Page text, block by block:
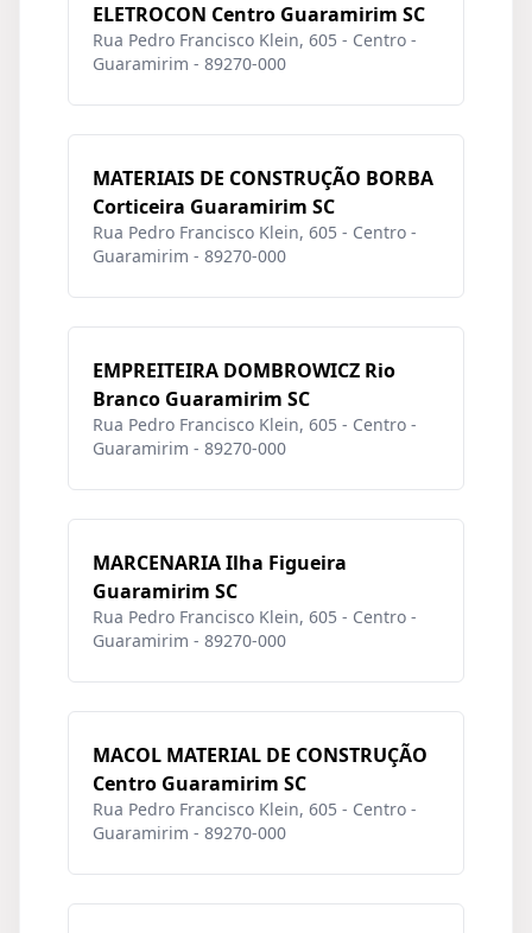
ELETROCON Centro Guaramirim SC
Rua Pedro Francisco Klein, 605 - Centro -
Guaramirim - 89270-000
MATERIAIS DE CONSTRUÇÃO BORBA
Corticeira Guaramirim SC
Rua Pedro Francisco Klein, 605 - Centro -
Guaramirim - 89270-000
EMPREITEIRA DOMBROWICZ Rio
Branco Guaramirim SC
Rua Pedro Francisco Klein, 605 - Centro -
Guaramirim - 89270-000
MARCENARIA Ilha Figueira
Guaramirim SC
Rua Pedro Francisco Klein, 605 - Centro -
Guaramirim - 89270-000
MACOL MATERIAL DE CONSTRUÇÃO
Centro Guaramirim SC
Rua Pedro Francisco Klein, 605 - Centro -
Guaramirim - 89270-000